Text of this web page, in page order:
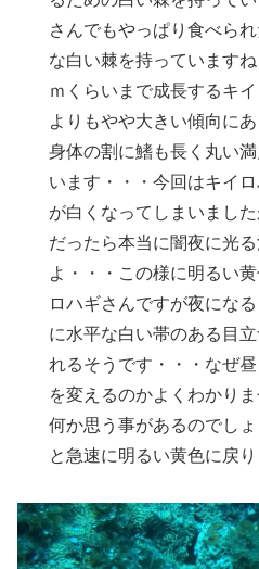
さんでもやっぱり食べら
な白い棘を持っています
ｍくらいまで成長するキ
よりもやや大きい傾向に
身体の割に鰭も長く丸い
います・・・今回はキイ
が白くなってしまいまし
だったら本当に闇夜に光
よ・・・この様に明るい
ロハギさんですが夜にな
に水平な白い帯のある目
れるそうです・・・なぜ
を変えるのかよくわかり
何か思う事があるのでし
と急速に明るい黄色に戻り